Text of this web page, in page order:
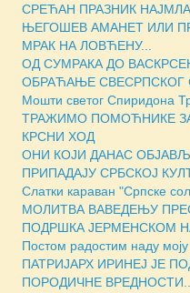
СРЕЋАН ПРАЗНИК
ЊЕГОШЕВ АМАНЕТ ИЛИ
МРАК НА ЛОВЋЕНУ...
ОД СУМРАКА ДО
ОБРАЋАЊЕ СВЕСРПСКОГ
Мошти светог Спиридона
ТРАЖИМО ПОМОЋНИКЕ
КРСНИ ХОД
ОНИ КОЈИ ДАНАС
ПРИПАДАЈУ СРБСКОЈ
Слатки караван "Српске
МОЛИТВА ВАВЕДЕЊУ
ПОДРШКА ЈЕРМЕНСКОМ
Постом радостим наду
ПАТРИЈАРХ ИРИНЕЈ ЈЕ
ПОРОДИЧНЕ ВРЕДНОСТИ...